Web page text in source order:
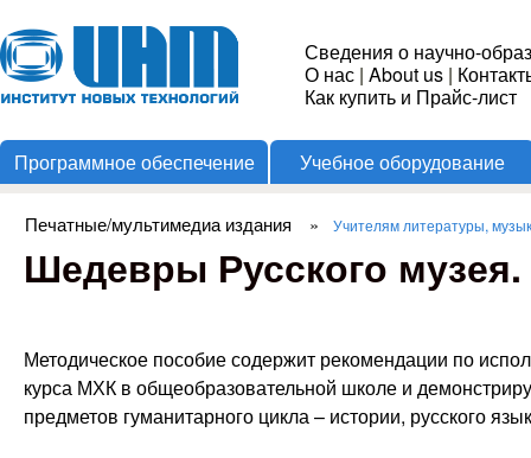
Институт
Новых
Технологий
Сведения о научно-
О нас | About us |
Как купить и Прайс-лист
Программное обеспечение Учебное оборудование
Вы здесь
Печатные/мультимедиа издания » Учителям литературы,
Шедевры Русского
Методическое пособие содержит рекомендации по
курса МХК в общеобразовательной школе и
предметов гуманитарного цикла – истории, русского